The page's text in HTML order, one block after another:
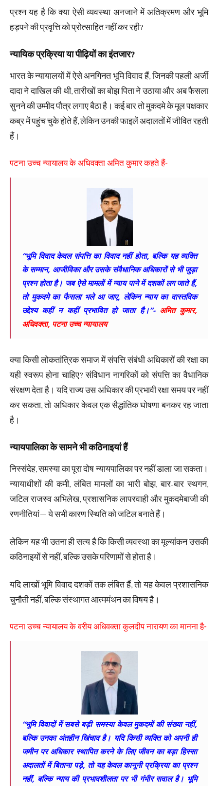
प्रश्न यह है कि क्या ऐसी व्यवस्था अनजाने में अतिक्रमण और भूमि
हड़पने की प्रवृत्ति को प्रोत्साहित नहीं कर रही?
न्यायिक प्रक्रिया या पीढ़ियों का इंतजार?
भारत के न्यायालयों में ऐसे अनगिनत भूमि विवाद हैं, जिनकी पहली अर्जी
दादा ने दाखिल की थी, तारीखों का बोझ पिता ने उठाया और अब फैसला
सुनने की उम्मीद पौत्र लगाए बैठा है। कई बार तो मुकदमे के मूल पक्षकार
कब्र में पहुंच चुके होते हैं, लेकिन उनकी फाइलें अदालतों में जीवित रहती
हैं।
पटना उच्च न्यायालय के अधिवक्ता अमित कुमार कहते हैं-
“भूमि विवाद केवल संपत्ति का विवाद नहीं होता, बल्कि यह व्यक्ति
के सम्मान, आजीविका और उसके संवैधानिक अधिकारों से भी जुड़ा
प्रश्न होता है। जब ऐसे मामलों में न्याय पाने में दशकों लग जाते हैं,
तो मुकदमे का फैसला भले आ जाए, लेकिन न्याय का वास्तविक
उद्देश्य कहीं न कहीं प्रभावित हो जाता है।”- अमित कुमार,
अधिवक्ता, पटना उच्च न्यायालय
क्या किसी लोकतांत्रिक समाज में संपत्ति संबंधी अधिकारों की रक्षा का
यही स्वरूप होना चाहिए? संविधान नागरिकों को संपत्ति का वैधानिक
संरक्षण देता है। यदि राज्य उस अधिकार की प्रभावी रक्षा समय पर नहीं
कर सकता, तो अधिकार केवल एक सैद्धांतिक घोषणा बनकर रह जाता
है।
न्यायपालिका के सामने भी कठिनाइयां हैं
निस्संदेह, समस्या का पूरा दोष न्यायपालिका पर नहीं डाला जा सकता।
न्यायाधीशों की कमी, लंबित मामलों का भारी बोझ, बार-बार स्थगन,
जटिल राजस्व अभिलेख, प्रशासनिक लापरवाही और मुकदमेबाजी की
रणनीतियां— ये सभी कारण स्थिति को जटिल बनाते हैं।
लेकिन यह भी उतना ही सत्य है कि किसी व्यवस्था का मूल्यांकन उसकी
कठिनाइयों से नहीं, बल्कि उसके परिणामों से होता है।
यदि लाखों भूमि विवाद दशकों तक लंबित हैं, तो यह केवल प्रशासनिक
चुनौती नहीं, बल्कि संस्थागत आत्ममंथन का विषय है।
पटना उच्च न्यायालय के वरीय अधिवक्ता कुलदीप नारायण का मानना है-
“भूमि विवादों में सबसे बड़ी समस्या केवल मुकदमों की संख्या नहीं,
बल्कि उनका अंतहीन खिंचाव है। यदि किसी व्यक्ति को अपनी ही
जमीन पर अधिकार स्थापित करने के लिए जीवन का बड़ा हिस्सा
अदालतों में बिताना पड़े, तो यह केवल कानूनी प्रक्रिया का प्रश्न
नहीं, बल्कि न्याय की प्रभावशीलता पर भी गंभीर सवाल है। भूमि